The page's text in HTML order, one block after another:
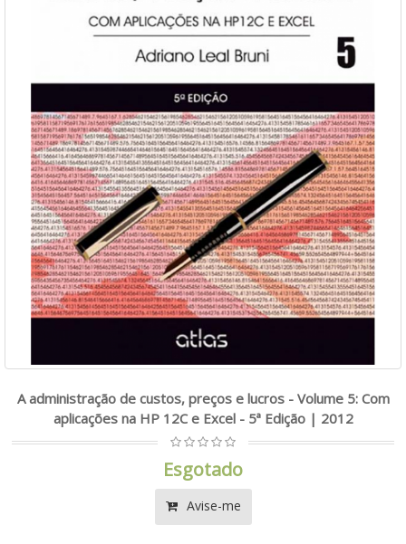
A administração de custos, preços e lucros - Volume 5: Com
aplicações na HP 12C e Excel - 5ª Edição | 2012
Esgotado
Avise-me